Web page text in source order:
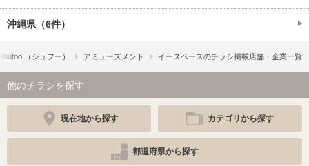
沖縄県（6件）
（シュフー） アミューズメント イースペースのチラシ掲載店舗・企業一覧
他のチラシを探す
現在地から探す カテゴリから探す
都道府県から探す